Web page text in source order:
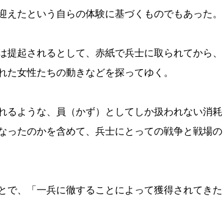
たという自らの体験に基づくものでもあった。
起されるとして、赤紙で兵士に取られてから、
女性たちの動きなどを探ってゆく。
るような、員（かず）としてしか扱われない消耗
ったのかを含めて、兵士にとっての戦争と戦場の
、「一兵に徹することによって獲得されてきた